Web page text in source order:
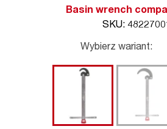
Basin wrench
SKU:
Wybierz wariant: